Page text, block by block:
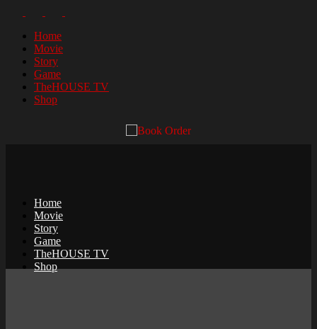
Home
Movie
Story
Game
TheHOUSE TV
Shop
Home
Movie
Story
Game
TheHOUSE TV
Shop